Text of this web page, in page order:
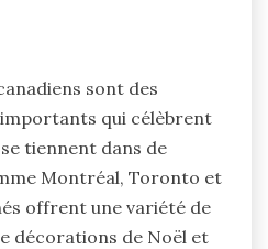
sont des
qui célèbrent
tiennent dans de
Montréal, Toronto et
offrent une variété de
décorations de Noël et